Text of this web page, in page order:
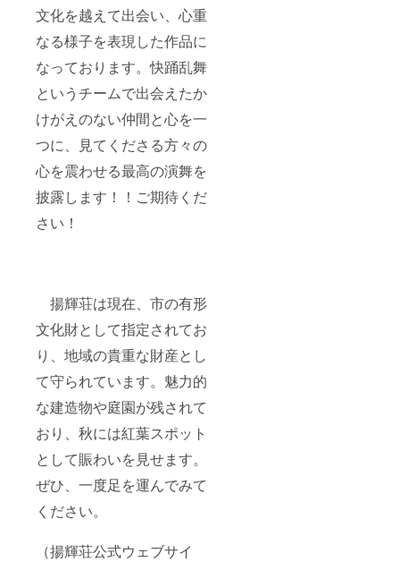
文化を越えて出会い、心重
なる様子を表現した作品に
なっております。快踊乱舞
というチームで出会えたか
けがえのない仲間と心を一
つに、見てくださる方々の
心を震わせる最高の演舞を
披露します！！ご期待くだ
さい！
揚輝荘は現在、市の有形
文化財として指定されてお
り、地域の貴重な財産とし
て守られています。魅力的
な建造物や庭園が残されて
おり、秋には紅葉スポット
として賑わいを見せます。
ぜひ、一度足を運んでみて
ください。
（揚輝荘公式ウェブサイ